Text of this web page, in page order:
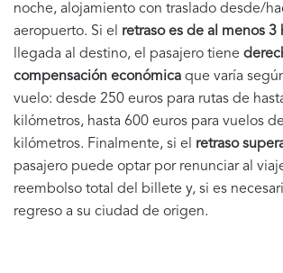
noche, alojamiento con traslado desde/
aeropuerto. Si el retraso es de al menos 3
llegada al destino, el pasajero tiene
compensación económica que varía
vuelo: desde 250 euros para rutas de
kilómetros, hasta 600 euros para vuelos
kilómetros. Finalmente, si el retraso
pasajero puede optar por renunciar al
reembolso total del billete y, si es
regreso a su ciudad de origen.